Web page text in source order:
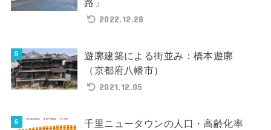
路」
2022.12.28
遊廓建築による街並み：橋本遊廓
（京都府八幡市）
2021.12.05
千里ニュータウンの人口・高齢化率